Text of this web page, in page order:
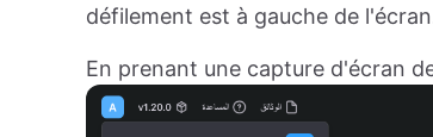
défilement est à gauche de
En prenant une capture d'écran